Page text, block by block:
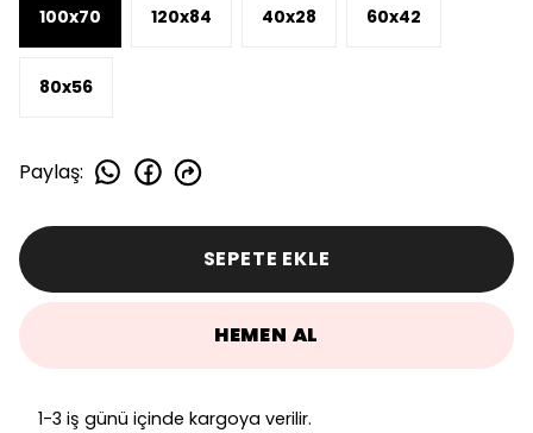
100x70 120x84 40x28 60x42
80x56
Paylaş:
SEPETE EKLE
HEMEN AL
1-3 iş günü içinde kargoya verilir.